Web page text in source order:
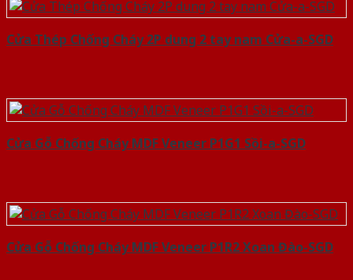
Cửa Thép Chống Cháy 2P dung 2 tay nam Cửa-a-SGD
Cửa Gỗ Chống Cháy MDF Veneer P1G1 Sồi-a-SGD
Cửa Gỗ Chống Cháy MDF Veneer P1R2 Xoan Đào-SGD